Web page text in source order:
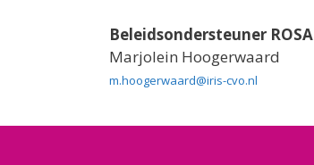
Beleidsondersteuner ROSA
Marjolein Hoogerwaard
m.hoogerwaard@iris-cvo.nl